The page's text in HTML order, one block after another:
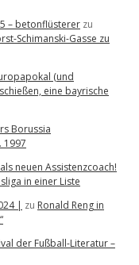
– betonflüsterer zu
Schimanski-Gasse zu
(und
eine bayrische
Borussia
neuen Assistenzcoach!
in einer Liste
| zu Ronald Reng in
der Fußball-Literatur –